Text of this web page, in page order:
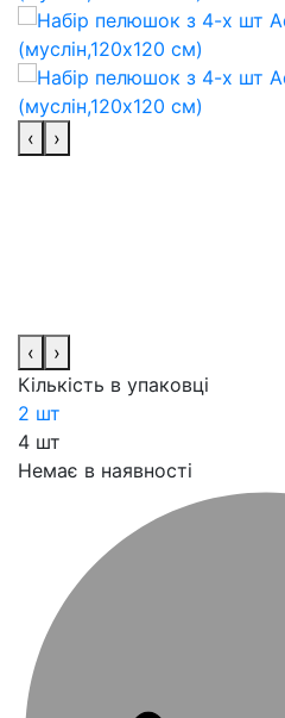
‹ ›
‹
›
Кількість в упаковці
2 шт
4 шт
Немає в наявності